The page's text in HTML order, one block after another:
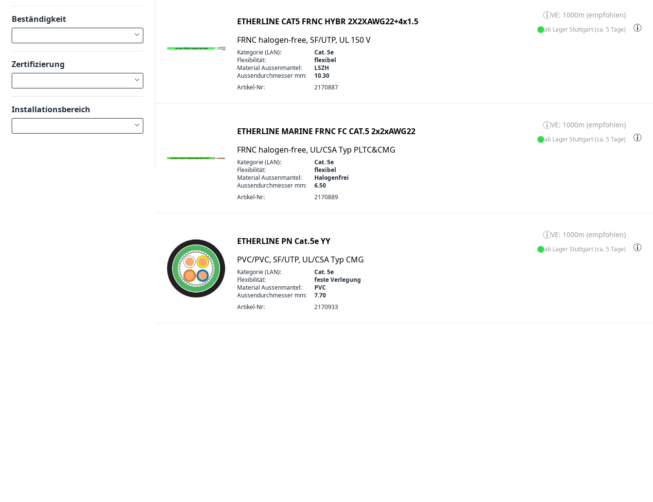
ETHERLINE CAT5 FRNC HYBR 2X2XAWG22+4x1.5
FRNC halogen-free, SF/UTP, UL 150 V
Kategorie (LAN):
Cat. 5e
Flexibilität:
flexibel
Material Aussenmantel:
LSZH
Aussendurchmesser mm:
10.30
Artikel-Nr:
2170887
VE: 1000m (empfohlen)
ab Lager Stuttgart (ca. 5 Tage)
ETHERLINE MARINE FRNC FC CAT.5 2x2xAWG22
FRNC halogen-free, UL/CSA Typ PLTC&CMG
Kategorie (LAN):
Cat. 5e
Flexibilität:
flexibel
Material Aussenmantel:
Halogenfrei
Aussendurchmesser mm:
6.50
Artikel-Nr:
2170889
VE: 1000m (empfohlen)
ab Lager Stuttgart (ca. 5 Tage)
ETHERLINE PN Cat.5e YY
PVC/PVC, SF/UTP, UL/CSA Typ CMG
Kategorie (LAN):
Cat. 5e
Flexibilität:
feste Verlegung
Material Aussenmantel:
PVC
Aussendurchmesser mm:
7.70
Artikel-Nr:
2170933
VE: 1000m (empfohlen)
ab Lager Stuttgart (ca. 5 Tage)
Beständigkeit
Zertifizierung
Installationsbereich